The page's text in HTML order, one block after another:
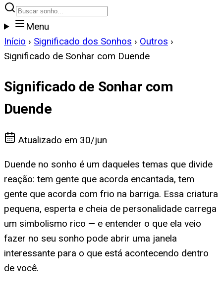
Menu
Início › Significado dos Sonhos › Outros ›
Significado de Sonhar com Duende
Significado de Sonhar com
Duende
Atualizado em 30/jun
Duende no sonho é um daqueles temas que divide
reação: tem gente que acorda encantada, tem
gente que acorda com frio na barriga. Essa criatura
pequena, esperta e cheia de personalidade carrega
um simbolismo rico — e entender o que ela veio
fazer no seu sonho pode abrir uma janela
interessante para o que está acontecendo dentro
de você.